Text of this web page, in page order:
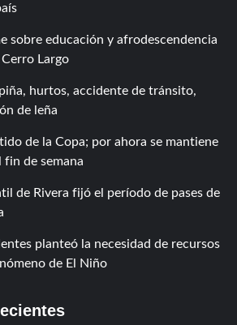
sobre educación y afrodescendencia
Largo
hurtos, accidente de tránsito,
de leña
de la Copa; por ahora se mantiene
fin de semana
de Rivera fijó el período de pases de
planteó la necesidad de recursos
de El Niño